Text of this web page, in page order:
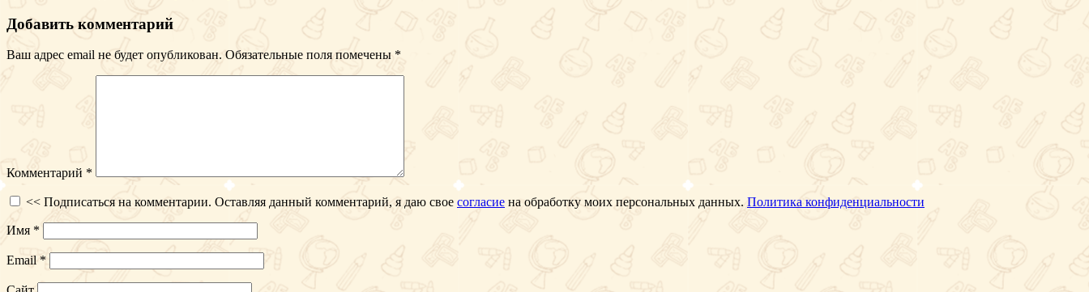
Добавить комментарий
Ваш адрес email не будет опубликован. Обязательные поля помечены *
Комментарий *
<< Подписаться на комментарии. Оставляя данный комментарий, я даю свое согласие на обработку моих персональных данных. Политика конфиденциальности
Имя *
Email *